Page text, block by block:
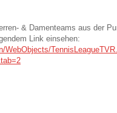
& Damenteams aus der
Link einsehen:
WebObjects/